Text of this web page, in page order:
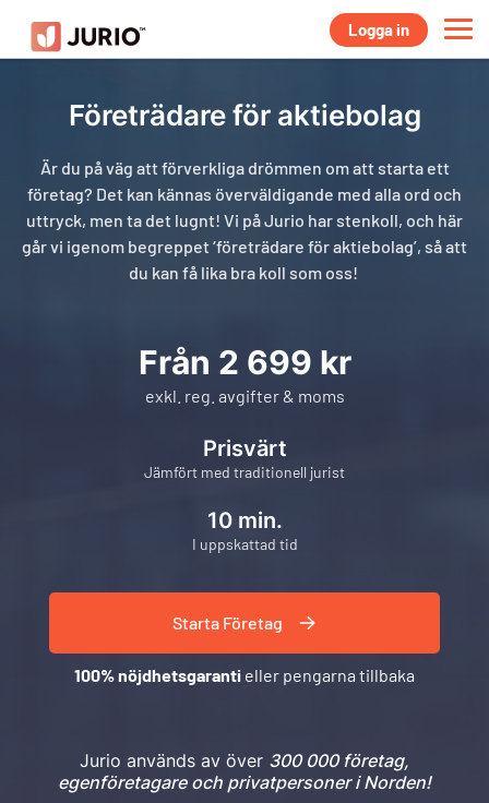
Logga in
Företrädare för aktiebolag
Är du på väg att förverkliga drömmen om att starta ett
företag? Det kan kännas överväldigande med alla ord och
uttryck, men ta det lugnt! Vi på Jurio har stenkoll, och här
går vi igenom begreppet ‘företrädare för aktiebolag’, så att
du kan få lika bra koll som oss!
Från 2 699 kr
exkl. reg. avgifter & moms
Prisvärt
Jämfört med traditionell jurist
10 min.
I uppskattad tid
Starta Företag
100% nöjdhetsgaranti eller pengarna tillbaka
Jurio används av över 300 000 företag,
egenföretagare och privatpersoner i Norden!